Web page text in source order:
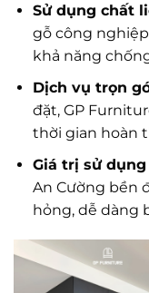
Sử dụng chất
gỗ công
khả năng
Dịch vụ trọn
đặt, GP
thời gian hoàn
Giá trị sử
An Cường bền
hỏng, dễ dàng